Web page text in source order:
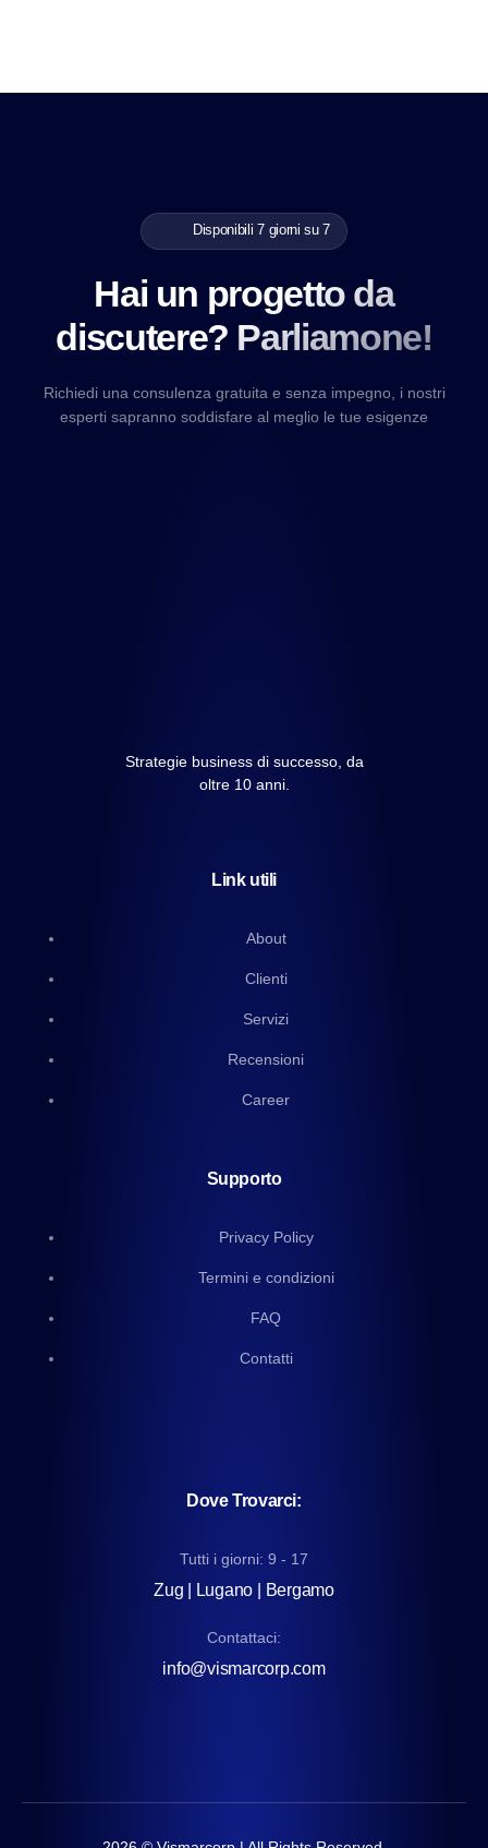
Disponibili 7 giorni su 7
Hai un progetto da
discutere? Parliamone!
Richiedi una consulenza gratuita e senza impegno, i nostri
esperti sapranno soddisfare al meglio le tue esigenze
Strategie business di successo, da
oltre 10 anni.
Link utili
About
Clienti
Servizi
Recensioni
Career
Supporto
Privacy Policy
Termini e condizioni
FAQ
Contatti
Dove Trovarci:
Tutti i giorni: 9 - 17
Zug | Lugano | Bergamo
Contattaci:
info@vismarcorp.com